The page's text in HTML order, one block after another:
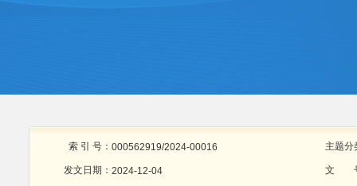
索 引 号： 000562919/2024-00016 主题分
发文日期： 2024-12-04 文